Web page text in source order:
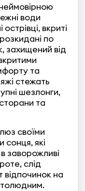
води
вкриті
по
від
та
стежать
шезлонги,
та
своїми
які
заворожливі
слід
відпочинок на